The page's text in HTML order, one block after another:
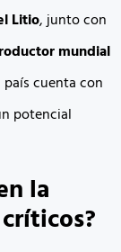
Litio, junto con
mundial
país cuenta con
potencial
la